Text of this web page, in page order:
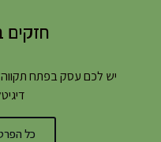
חזקים
יש לכם עסק בפתח
כל